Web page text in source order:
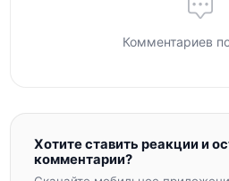
Комментариев
Хотите ставить реакции и
комментарии?